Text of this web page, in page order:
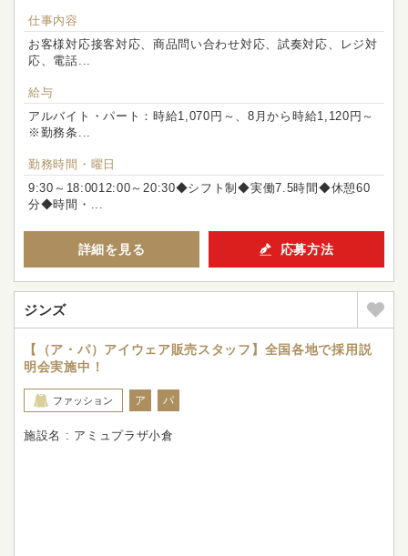
仕事内容
お客様対応接客対応、商品問い合わせ対応、試奏対応、レジ対
応、電話...
給与
アルバイト・パート：時給1,070円～、8月から時給1,120円～
※勤務条...
勤務時間・曜日
9:30～18:0012:00～20:30◆シフト制◆実働7.5時間◆休憩60
分◆時間・...
詳細を見る 応募方法
ジンズ
【（ア・パ）アイウェア販売スタッフ】全国各地で採用説
明会実施中！
ファッション ア パ
施設名 : アミュプラザ小倉